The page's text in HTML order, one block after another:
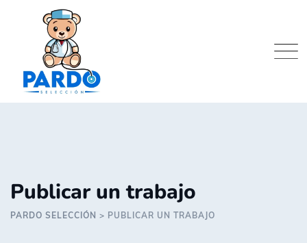
Publicar un trabajo
PARDO SELECCIÓN > PUBLICAR UN TRABAJO